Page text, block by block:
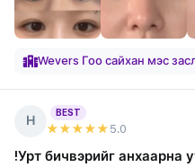
Wevers Гоо сайхан мэс
Н
BEST
★★★★★ 5.0
!Урт бичвэрийг анхаарна